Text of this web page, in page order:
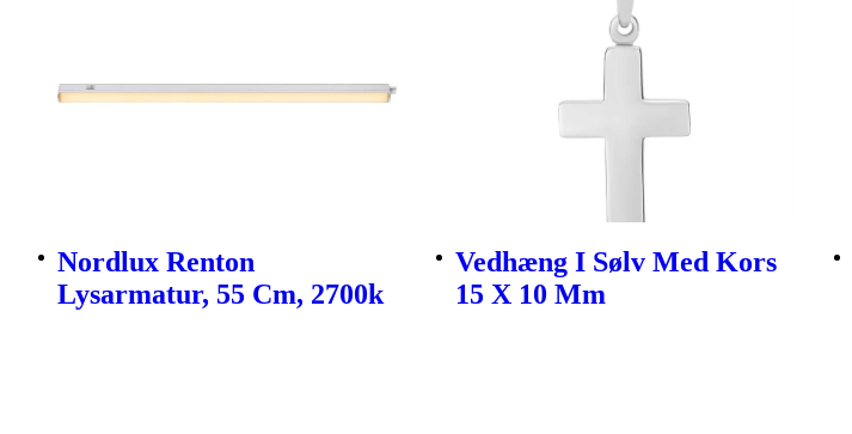
Nordlux Renton
Lysarmatur, 55 Cm, 2700k
Vedhæng I Sølv Med Kors
15 X 10 Mm